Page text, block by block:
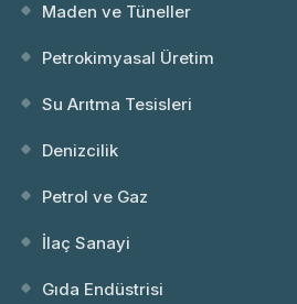
Maden ve Tüneller
Petrokimyasal Üretim
Su Arıtma Tesisleri
Denizcilik
Petrol ve Gaz
İlaç Sanayi
Gıda Endüstrisi